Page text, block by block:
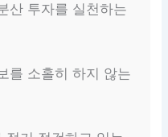
산 투자를 실천하는
를 소홀히 하지 않는